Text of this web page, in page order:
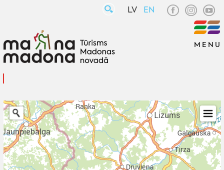
LV EN
MENU